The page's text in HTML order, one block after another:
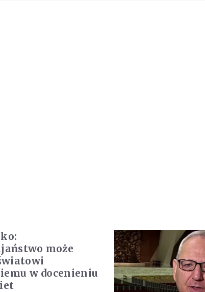
może
w docenieniu